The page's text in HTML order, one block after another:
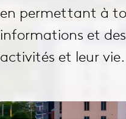
en permettant à
informations et
activités et leur vie.